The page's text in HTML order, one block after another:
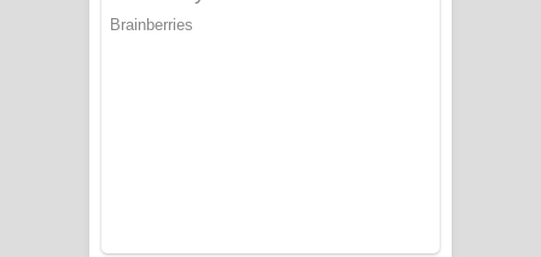
Liyamuda Dan Anagathe Song Lyrics